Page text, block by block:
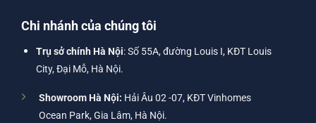
Chi nhánh của chúng tôi
Trụ sở chính Hà Nội: Số 55A, đường Louis I, KĐT Louis
City, Đại Mỗ, Hà Nội.
Showroom Hà Nội: Hải Âu 02 -07, KĐT Vinhomes
Ocean Park, Gia Lâm, Hà Nội.